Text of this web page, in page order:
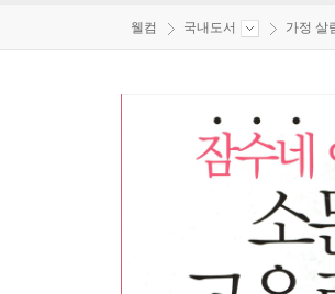
웰컴 국내도서 가정 살